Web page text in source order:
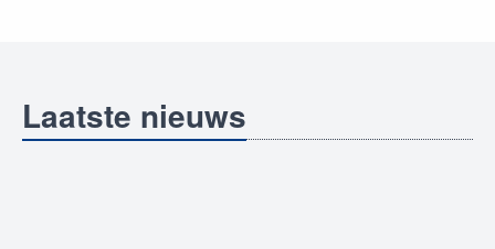
Laatste nieuws